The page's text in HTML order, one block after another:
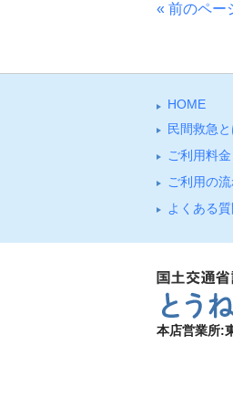
« 前のペー
HOME
⺠間救急
ご利⽤料⾦
ご利⽤の
よくある質
本店営業所: